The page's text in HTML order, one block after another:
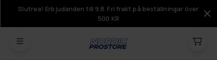
Slutrea! Erbjudanden till 9.8. Fri frakt på beställningar över
500 KR